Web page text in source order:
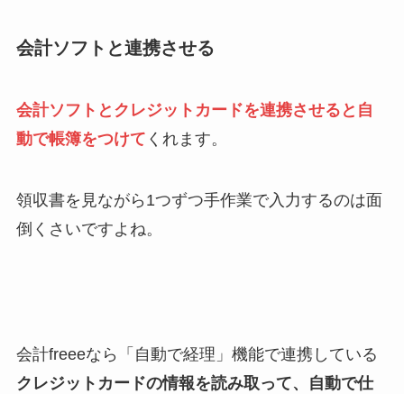
会計ソフトと連携させる
会計ソフトとクレジットカードを連携させると自
動で帳簿をつけて くれます。
領収書を見ながら1つずつ手作業で入力するのは面
倒くさいですよね。
会計freeeなら「自動で経理」機能で連携している
クレジットカードの情報を読み取って、自動で仕